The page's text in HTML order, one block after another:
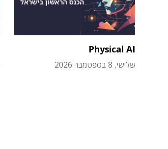
Physical AI
שלישי, 8 בספטמבר 2026